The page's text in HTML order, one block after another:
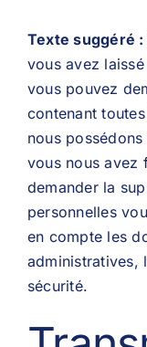
Texte suggéré :
vous avez
vous pouvez
contenant
nous
vous nous avez
demander la
personnelles
en compte les
administratives,
sécurité.